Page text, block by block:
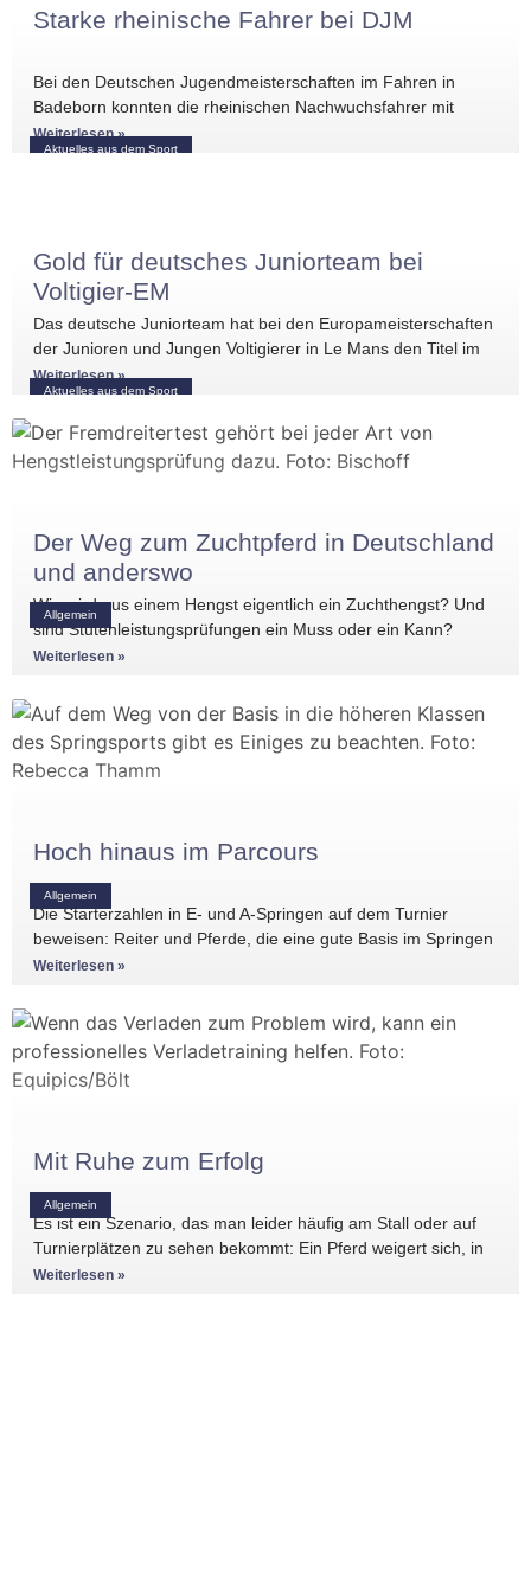
Aktuelles aus dem Sport
Starke rheinische Fahrer bei DJM
Bei den Deutschen Jugendmeisterschaften im Fahren in
Badeborn konnten die rheinischen Nachwuchsfahrer mit
mehreren vorderen Platzierungen überzeugen. Frederik
Koitka erreichte
Weiterlesen »
Aktuelles aus dem Sport
Gold für deutsches Juniorteam bei
Voltigier-EM
Das deutsche Juniorteam hat bei den Europameisterschaften
der Junioren und Jungen Voltigierer in Le Mans den Titel im
Gruppenvoltigieren gewonnen.
Weiterlesen »
Allgemein
Der Weg zum Zuchtpferd in Deutschland
und anderswo
Wie wird aus einem Hengst eigentlich ein Zuchthengst? Und
sind Stutenleistungsprüfungen ein Muss oder ein Kann?
Einblicke in die Regelwerke
Weiterlesen »
Allgemein
Hoch hinaus im Parcours
Die Starterzahlen in E- und A-Springen auf dem Turnier
beweisen: Reiter und Pferde, die eine gute Basis im Springen
haben, gibt es
Weiterlesen »
Allgemein
Mit Ruhe zum Erfolg
Es ist ein Szenario, das man leider häufig am Stall oder auf
Turnierplätzen zu sehen bekommt: Ein Pferd weigert sich, in
den Anhänger zu
Weiterlesen »